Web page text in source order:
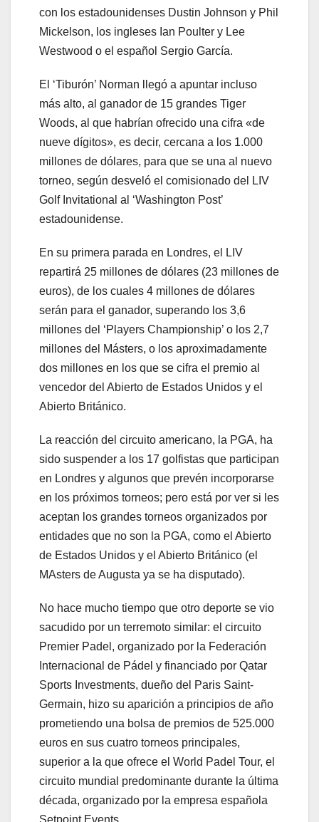
con los estadounidenses Dustin Johnson y Phil
Mickelson, los ingleses Ian Poulter y Lee
Westwood o el español Sergio García.
El ‘Tiburón’ Norman llegó a apuntar incluso
más alto, al ganador de 15 grandes Tiger
Woods, al que habrían ofrecido una cifra «de
nueve dígitos», es decir, cercana a los 1.000
millones de dólares, para que se una al nuevo
torneo, según desveló el comisionado del LIV
Golf Invitational al ‘Washington Post’
estadounidense.
En su primera parada en Londres, el LIV
repartirá 25 millones de dólares (23 millones de
euros), de los cuales 4 millones de dólares
serán para el ganador, superando los 3,6
millones del ‘Players Championship’ o los 2,7
millones del Másters, o los aproximadamente
dos millones en los que se cifra el premio al
vencedor del Abierto de Estados Unidos y el
Abierto Británico.
La reacción del circuito americano, la PGA, ha
sido suspender a los 17 golfistas que participan
en Londres y algunos que prevén incorporarse
en los próximos torneos; pero está por ver si les
aceptan los grandes torneos organizados por
entidades que no son la PGA, como el Abierto
de Estados Unidos y el Abierto Británico (el
MAsters de Augusta ya se ha disputado).
No hace mucho tiempo que otro deporte se vio
sacudido por un terremoto similar: el circuito
Premier Padel, organizado por la Federación
Internacional de Pádel y financiado por Qatar
Sports Investments, dueño del Paris Saint-
Germain, hizo su aparición a principios de año
prometiendo una bolsa de premios de 525.000
euros en sus cuatro torneos principales,
superior a la que ofrece el World Padel Tour, el
circuito mundial predominante durante la última
década, organizado por la empresa española
Setpoint Events.